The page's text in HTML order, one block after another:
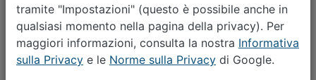
tramite "Impostazioni" (questo è possibile anche in
qualsiasi momento nella pagina della privacy). Per
maggiori informazioni, consulta la nostra Informativa
sulla Privacy e le Norme sulla Privacy di Google.
Cosa dicono i nostri clienti:
Servizio veloce ed impeccabile. Anche il pagamento